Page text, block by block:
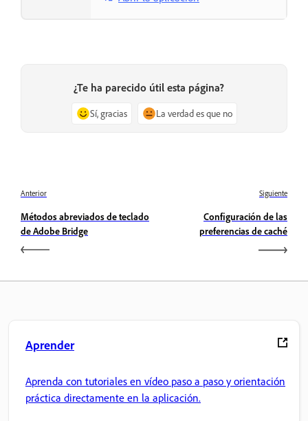
¿Te ha parecido útil esta página?
Sí, gracias La verdad es que no
Anterior
Métodos abreviados de teclado
de Adobe Bridge
Siguiente
Configuración de las
preferencias de caché
Aprender
Aprenda con tutoriales en vídeo paso a paso y orientación
práctica directamente en la aplicación.